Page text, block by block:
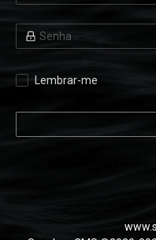
Lembrar-me